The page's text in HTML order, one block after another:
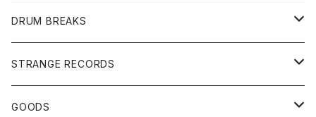
JAPANESE DJ
7"/12"
DONUTS 45
GIRLS
HIPHOP CLASSIC GALLERY
DRUM BREAKS
US/UK/OTHERS
JAPANESE
STRANGE RECORDS
DRUM DRUM DRUM/KARAOKE
GOODS